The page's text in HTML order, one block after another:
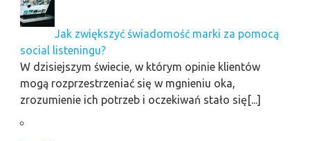
Jak zwiększyć świadomość marki za pomocą
social listeningu?
W dzisiejszym świecie, w którym opinie klientów
mogą rozprzestrzeniać się w mgnieniu oka,
zrozumienie ich potrzeb i oczekiwań stało się[...]